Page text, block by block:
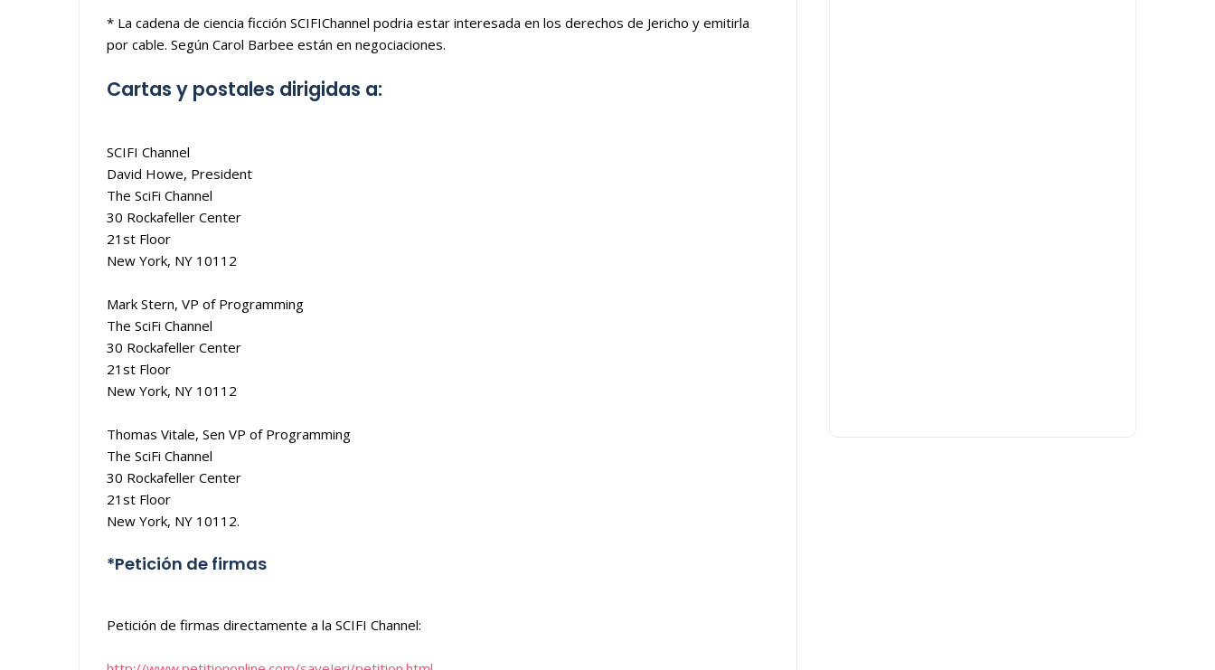
* La cadena de ciencia ficción SCIFIChannel podria estar interesada en los derechos de Jericho y emitirla
por cable. Según Carol Barbee están en negociaciones.
Cartas y postales dirigidas a:
SCIFI Channel
David Howe, President
The SciFi Channel
30 Rockafeller Center
21st Floor
New York, NY 10112
Mark Stern, VP of Programming
The SciFi Channel
30 Rockafeller Center
21st Floor
New York, NY 10112
Thomas Vitale, Sen VP of Programming
The SciFi Channel
30 Rockafeller Center
21st Floor
New York, NY 10112.
*Petición de firmas
Petición de firmas directamente a la SCIFI Channel: